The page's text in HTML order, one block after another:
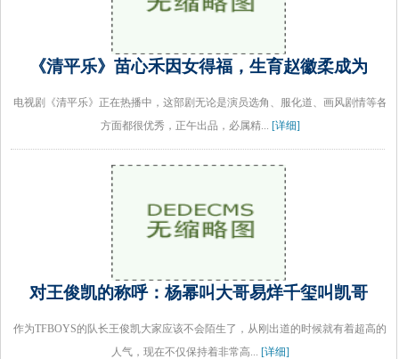
《清平乐》苗心禾因女得福，生育赵徽柔成为
电视剧《清平乐》正在热播中，这部剧无论是演员选角、服化道、画风剧情等各
方面都很优秀，正午出品，必属精... [详细]
对王俊凯的称呼：杨幂叫大哥易烊千玺叫凯哥
作为TFBOYS的队长王俊凯大家应该不会陌生了，从刚出道的时候就有着超高的
人气，现在不仅保持着非常高... [详细]